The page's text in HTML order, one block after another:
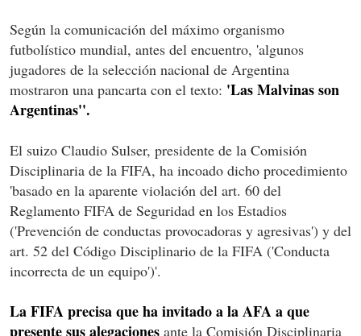
Según la comunicación del máximo organismo
futbolístico mundial, antes del encuentro, 'algunos
jugadores de la selección nacional de Argentina
mostraron una pancarta con el texto: 'Las Malvinas son
Argentinas''.
El suizo Claudio Sulser, presidente de la Comisión
Disciplinaria de la FIFA, ha incoado dicho procedimiento
'basado en la aparente violación del art. 60 del
Reglamento FIFA de Seguridad en los Estadios
('Prevención de conductas provocadoras y agresivas') y del
art. 52 del Código Disciplinario de la FIFA ('Conducta
incorrecta de un equipo')'.
La FIFA precisa que ha invitado a la AFA a que
presente sus alegaciones ante la Comisión Disciplinaria